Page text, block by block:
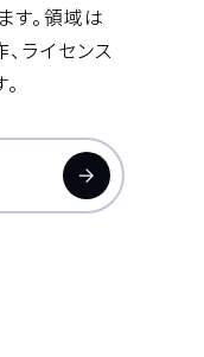
す。領域は
ライセンス